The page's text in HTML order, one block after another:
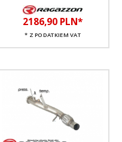
2186,90 PLN*
* Z PODATKIEM VAT